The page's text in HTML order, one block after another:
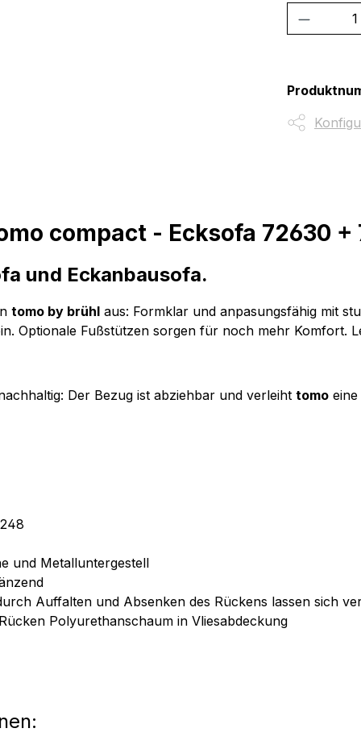
compact - Ecksofa 72630 +
und Eckanbausofa.
tomo by brühl aus: Formklar und anpasungsfähig mit
Optionale Fußstützen sorgen für noch mehr Komfort.
Der Bezug ist abziehbar und verleiht tomo
und Metalluntergestell
Auffalten und Absenken des Rückens lassen sich
Polyurethanschaum in Vliesabdeckung